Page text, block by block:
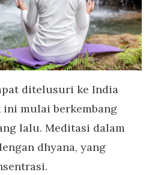
ditelusuri ke India
mulai berkembang
lalu. Meditasi dalam
dhyana, yang